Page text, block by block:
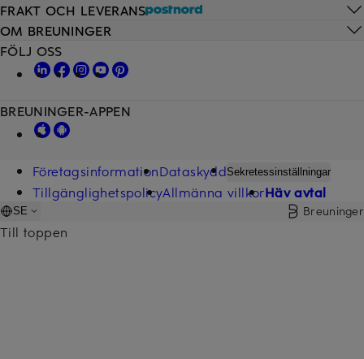
FRAKT OCH LEVERANS
OM BREUNINGER
FÖLJ OSS
BREUNINGER-APPEN
FöretagsinformationDataskyddSekretessinställningar
TillgänglighetspolicyAllmänna villkorHäv avtal
SE Breuninger
Till toppen